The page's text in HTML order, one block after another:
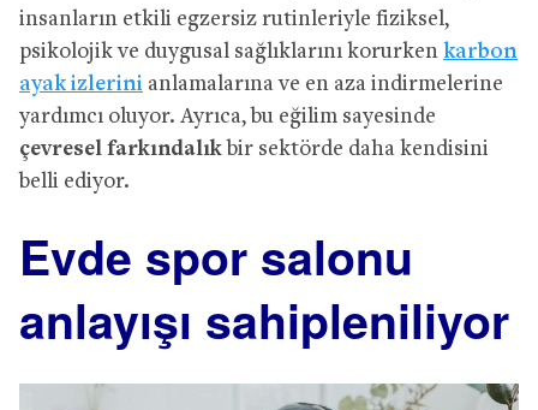
insanların etkili egzersiz rutinleriyle fiziksel,
psikolojik ve duygusal sağlıklarını korurken karbon
ayak izlerini anlamalarına ve en aza indirmelerine
yardımcı oluyor. Ayrıca, bu eğilim sayesinde
çevresel farkındalık bir sektörde daha kendisini
belli ediyor.
Evde spor salonu
anlayışı sahipleniliyor